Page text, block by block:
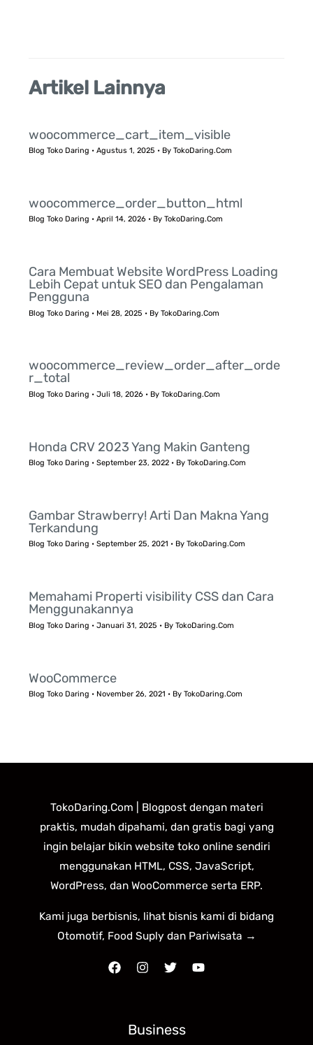
Artikel Lainnya
woocommerce_cart_item_visible
Blog Toko Daring •Agustus 1, 2025 • ByTokoDaring.Com
woocommerce_order_button_html
Blog Toko Daring •April 14, 2026 • ByTokoDaring.Com
Cara Membuat Website WordPress Loading
Lebih Cepat untuk SEO dan Pengalaman
Pengguna
Blog Toko Daring • Mei 28, 2025 • ByTokoDaring.Com
woocommerce_review_order_after_orde
r_total
Blog Toko Daring •Juli 18, 2026 • ByTokoDaring.Com
Honda CRV 2023 Yang Makin Ganteng
Blog Toko Daring •September 23, 2022 • ByTokoDaring.Com
Gambar Strawberry! Arti Dan Makna Yang
Terkandung
Blog Toko Daring •September 25, 2021 • ByTokoDaring.Com
Memahami Properti visibility CSS dan Cara
Menggunakannya
Blog Toko Daring •Januari 31, 2025 • ByTokoDaring.Com
WooCommerce
Blog Toko Daring • November 26, 2021 • ByTokoDaring.Com
TokoDaring.Com | Blogpost dengan materi
praktis, mudah dipahami, dan gratis bagi yang
ingin belajar bikin website toko online sendiri
menggunakan HTML, CSS, JavaScript,
WordPress, dan WooCommerce serta ERP.
Kami juga berbisnis, lihat bisnis kami di bidang
Otomotif, Food Suply dan Pariwisata →
Business